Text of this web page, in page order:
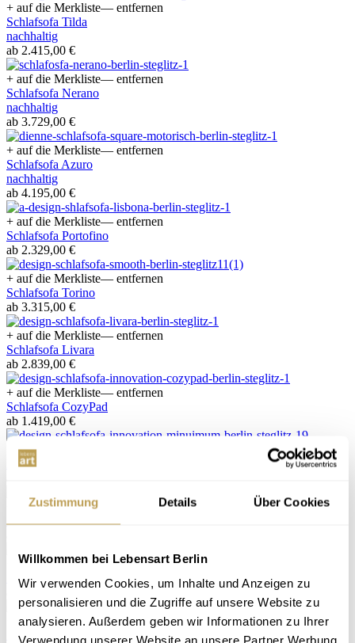
Zustimmung Details Über Cookies
Willkommen bei Lebensart Berlin
Wir verwenden Cookies, um Inhalte und Anzeigen zu
personalisieren und die Zugriffe auf unsere Website zu
analysieren. Außerdem geben wir Informationen zu Ihrer
Verwendung unserer Website an unsere Partner Werbung
+ auf die Merkliste— entfernen
Schlafsofa Tilda
nachhaltig
ab 2.415,00 €
+ auf die Merkliste— entfernen
Schlafsofa Nerano
nachhaltig
ab 3.729,00 €
+ auf die Merkliste— entfernen
Schlafsofa Azuro
nachhaltig
ab 4.195,00 €
+ auf die Merkliste— entfernen
Schlafsofa Portofino
ab 2.329,00 €
+ auf die Merkliste— entfernen
Schlafsofa Torino
ab 3.315,00 €
+ auf die Merkliste— entfernen
Schlafsofa Livara
ab 2.839,00 €
+ auf die Merkliste— entfernen
Schlafsofa CozyPad
ab 1.419,00 €
+ auf die Merkliste
Innovation Schlafsofa Minimum
+ auf die Merkliste
— entfernen
Schlafsofa Alessio
+ auf die Merkliste— entfernen
Schlafsofa Cintara
ab 3.129,00 €
+ auf die Merkliste— entfernen
Schlafsofa Milan